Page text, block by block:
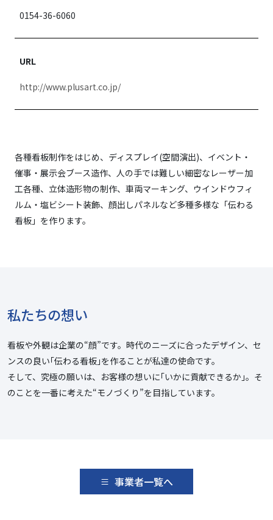
0154-36-6060
URL
http://www.plusart.co.jp/
各種看板制作をはじめ、ディスプレイ(空間演出)、イベント・
催事・展示会ブース造作、人の手では難しい細密なレーザー加
工各種、立体造形物の制作、車両マーキング、ウインドウフィ
ルム・塩ビシート装飾、顔出しパネルなど多種多様な「伝わる
看板」を作ります。
私たちの想い
看板や外観は企業の“顔”です。時代のニーズに合ったデザイン、セ
ンスの良い｢伝わる看板｣を作ることが私達の使命です。
そして、究極の願いは、お客様の想いに｢いかに貢献できるか｣。そ
のことを一番に考えた“モノづくり”を目指しています。
事業者一覧へ